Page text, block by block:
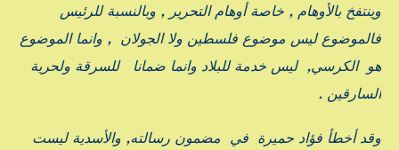
وينتفخ بالأوهام , خاصة أوهام التحرير , وبالنسبة للرئيس
فالموضوع ليس موضوع فلسطين ولا الجولان , وانما الموضوع
هو الكرسي, ليس خدمة للبلاد وانما ضمانا للسرقة ولحرية
السارقين .
وقد أخطأ فؤاد حميرة في مضمون رسالته, والأسدية ليست